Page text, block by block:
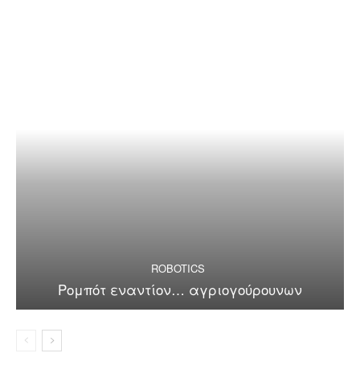
ROBOTICS
Ρομπότ εναντίον… αγριογούρουνων